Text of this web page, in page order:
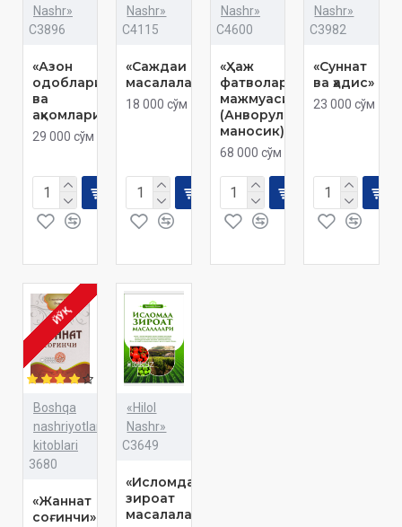
Nashr»
C3896
«Азон
одоблари
ва
аҳкомлари»
29 000 сўм
Nashr»
C4115
«Саждаи саҳв
масалалари»
18 000 сўм
Nashr»
C4600
«Ҳаж
фатволари
мажмуаси»
(Анворул-
маносик)
68 000 сўм
Nashr»
C3982
«Суннат
ва ҳадис»
23 000 сўм
ЙЎҚ
Boshqa
nashriyotlar
kitoblari
3680
«Жаннат
соғинчи»
«Hilol
Nashr»
C3649
«Исломда
зироат
масалалари»